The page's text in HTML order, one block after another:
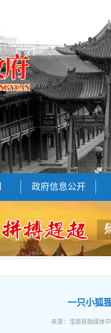
政府信息公开
一只小狐
来源：湟源县融媒体